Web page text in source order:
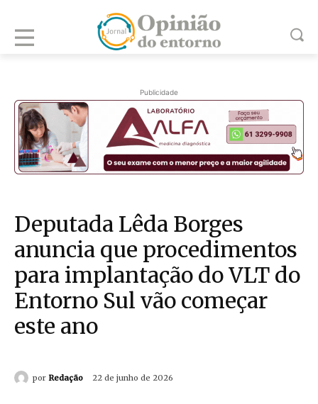
Publicidade
Deputada Lêda Borges
anuncia que procedimentos
para implantação do VLT do
Entorno Sul vão começar
este ano
por Redação 22 de junho de 2026